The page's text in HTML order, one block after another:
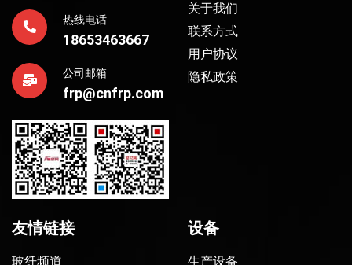
热线电话
18653463667
公司邮箱
frp@cnfrp.com
关于我们
联系方式
用户协议
隐私政策
友情链接
玻纤频道
设备
生产设备